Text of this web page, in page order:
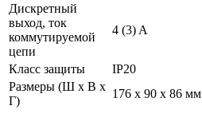
Дискретный
выход, ток
коммутируемой
цепи
4 (3) A
Класс защиты
IP20
Размеры (Ш х В х
Г)
176 x 90 x 86 мм